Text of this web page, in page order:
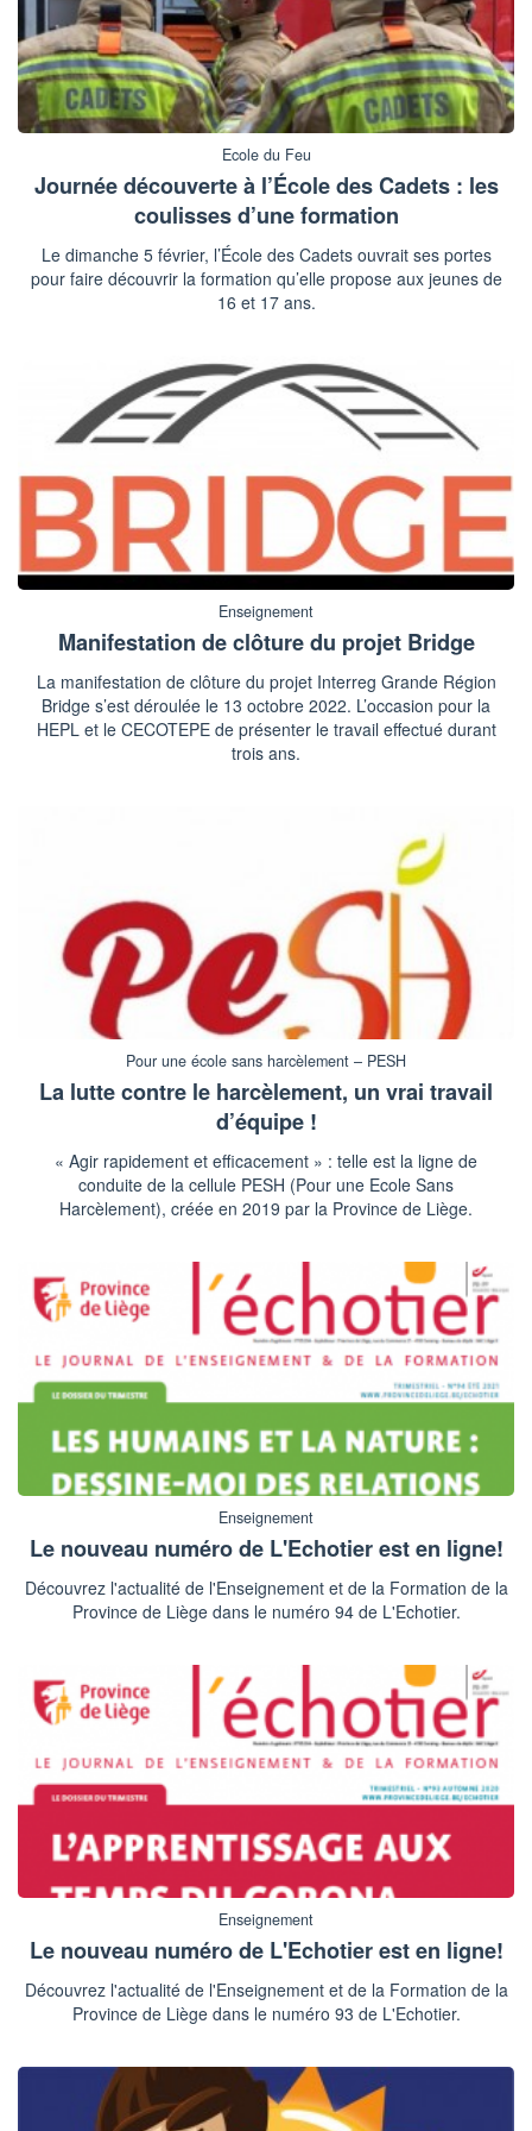
Ecole du Feu
Journée découverte à l’École des Cadets : les
coulisses d’une formation
Le dimanche 5 février, l’École des Cadets ouvrait ses portes
pour faire découvrir la formation qu’elle propose aux jeunes de
16 et 17 ans.
Enseignement
Manifestation de clôture du projet Bridge
La manifestation de clôture du projet Interreg Grande Région
Bridge s’est déroulée le 13 octobre 2022. L’occasion pour la
HEPL et le CECOTEPE de présenter le travail effectué durant
trois ans.
Pour une école sans harcèlement – PESH
La lutte contre le harcèlement, un vrai travail
d’équipe !
« Agir rapidement et efficacement » : telle est la ligne de
conduite de la cellule PESH (Pour une Ecole Sans
Harcèlement), créée en 2019 par la Province de Liège.
Enseignement
Le nouveau numéro de L'Echotier est en ligne!
Découvrez l'actualité de l'Enseignement et de la Formation de la
Province de Liège dans le numéro 94 de L'Echotier.
Enseignement
Le nouveau numéro de L'Echotier est en ligne!
Découvrez l'actualité de l'Enseignement et de la Formation de la
Province de Liège dans le numéro 93 de L'Echotier.